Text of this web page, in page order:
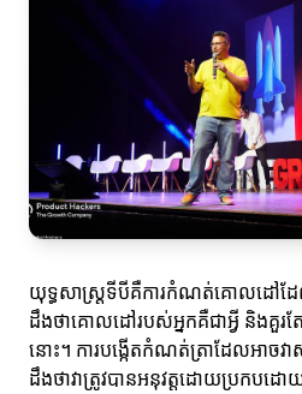
យុទ្ធសាស្រ្តទីបីគឺការកំណត់គោលដៅដែ
ដឹងថាគោលដៅរបស់អ្នកគឺជាអ្វី និងគួរត
នោះ។ ការបង្កើតកំណត់ត្រាដែលអាចវ
ដឹងថាវាត្រូវបានអនុវត្តដោយប្រកបដោ